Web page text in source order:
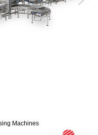
Machines